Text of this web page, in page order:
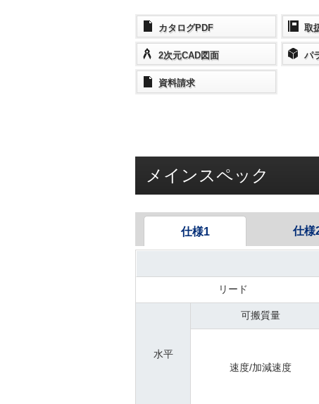
カタログPDF
2次元CAD図面
資料請求
取
パ
メインスペック
仕様1
リード
水平
可搬質量
速度/加減速度
仕様